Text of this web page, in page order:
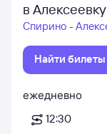
в Алексеевку
Спирино -
Найти билеты
ежедневно
12:30